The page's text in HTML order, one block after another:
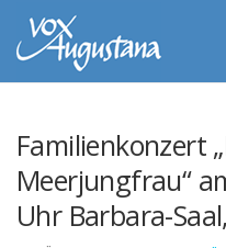
Inhalt
Familienkonzert
Meerjungfrau“
Uhr Barbara-